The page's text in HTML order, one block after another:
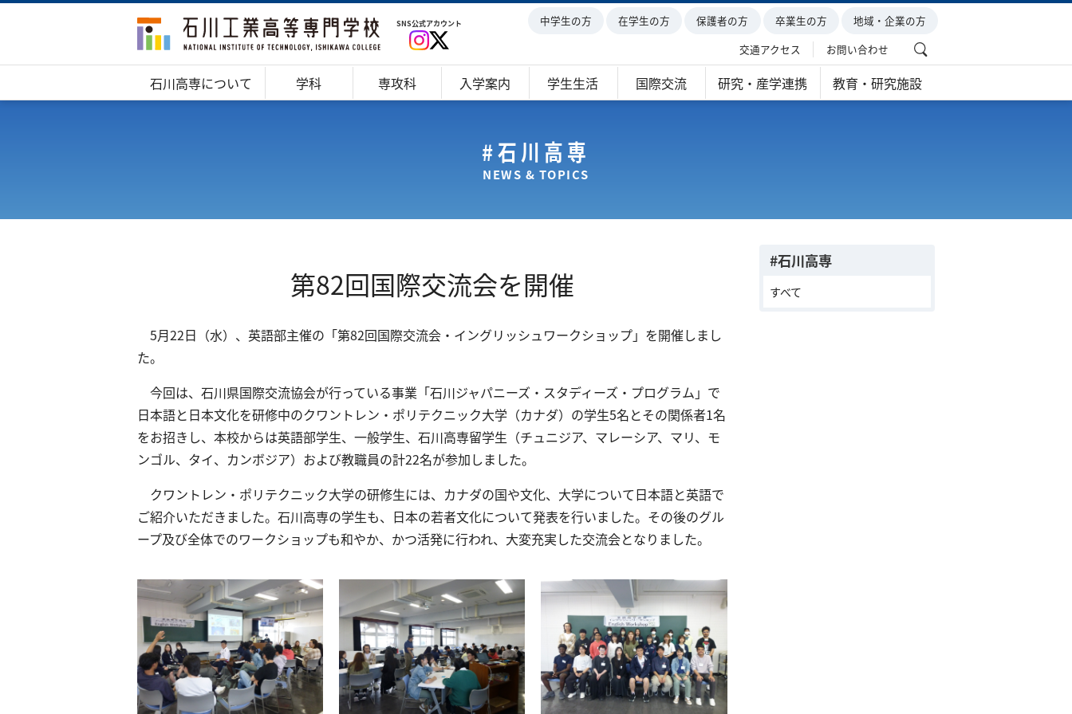
SNS公式アカウント
石川高専について 学科 専攻科 入学案内 学生生活 国際交流 研究・産学連携 教育・研究施設
中学生の方 在学生の方 保護者の方 卒業生の方
地域・企業の方
交通アクセス
お問い合わせ
#石川高専
NEWS & TOPICS
第82回国際交流会を開催
5月22日（水）、英語部主催の「第82回国際交流会・イングリッシュワークショップ」を開催しまし
た。
今回は、石川県国際交流協会が行っている事業「石川ジャパニーズ・スタディーズ・プログラム」で
日本語と日本文化を研修中のクワントレン・ポリテクニック大学（カナダ）の学生5名とその関係者1名
をお招きし、本校からは英語部学生、一般学生、石川高専留学生（チュニジア、マレーシア、マリ、モ
ンゴル、タイ、カンボジア）および教職員の計22名が参加しました。
クワントレン・ポリテクニック大学の研修生には、カナダの国や文化、大学について日本語と英語で
ご紹介いただきました。石川高専の学生も、日本の若者文化について発表を行いました。その後のグル
ープ及び全体でのワークショップも和やか、かつ活発に行われ、大変充実した交流会となりました。
#石川高専
すべて